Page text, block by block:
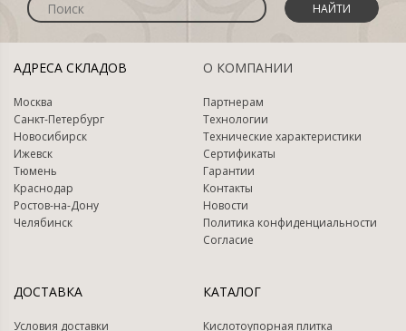
НАЙТИ
АДРЕСА СКЛАДОВ
Москва
Санкт-Петербург
Новосибирск
Ижевск
Тюмень
Краснодар
Ростов-на-Дону
Челябинск
О КОМПАНИИ
Партнерам
Технологии
Технические характеристики
Сертификаты
Гарантии
Контакты
Новости
Политика конфиденциальности
Согласие
ДОСТАВКА
Условия доставки
КАТАЛОГ
Кислотоупорная плитка